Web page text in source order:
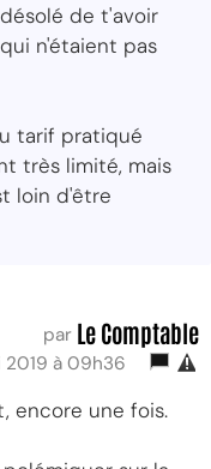
de t'avoir
n'étaient pas
tarif pratiqué
très limité, mais
loin d'être
par Le Comptable
2019 à 09h36
encore une fois.